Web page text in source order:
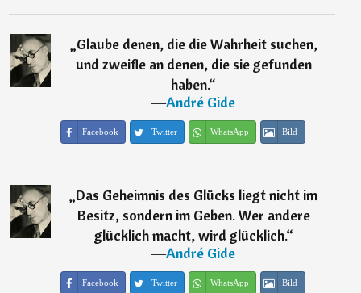
„Glaube denen, die die Wahrheit suchen,
und zweifle an denen, die sie gefunden
haben.“
―André Gide
Facebook Twitter WhatsApp Bild
„Das Geheimnis des Glücks liegt nicht im
Besitz, sondern im Geben. Wer andere
glücklich macht, wird glücklich.“
―André Gide
Facebook Twitter WhatsApp Bild